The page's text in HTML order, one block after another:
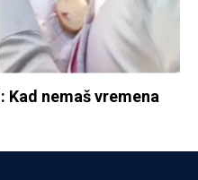
Kad nemaš vremena